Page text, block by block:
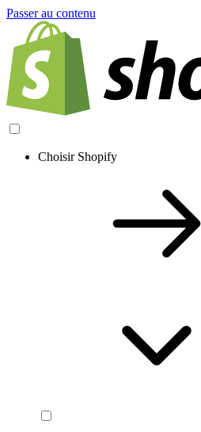
Passer au contenu
Choisir Shopify